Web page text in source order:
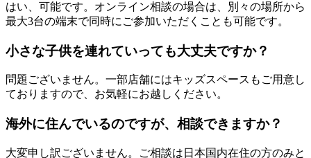
はい、可能です。オンライン相談の場合は、別々の場所から
最大3台の端末で同時にご参加いただくことも可能です。
小さな子供を連れていっても大丈夫ですか？
問題ございません。一部店舗にはキッズスペースもご用意し
ておりますので、お気軽にお越しください。
海外に住んでいるのですが、相談できますか？
大変申し訳ございません。ご相談は日本国内在住の方のみと